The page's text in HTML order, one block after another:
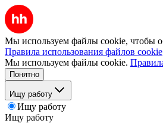
Мы используем файлы cookie, чтобы
Правила использования файлов cookie
Мы используем файлы cookie.
Понятно
Ищу работу
Ищу работу
Ищу работу